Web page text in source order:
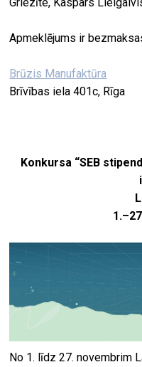
Apmeklējums ir
Brūzis Manufaktūra
Brīvības iela 401c, Rīga
Konkursa “SEB
No 1. līdz 27. novembrim